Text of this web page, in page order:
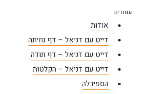
עמודים
אודות
דייט עם דניאל – דף נחיתה
דייט עם דניאל – דף תודה
דייט עם דניאל – הקלטות
הספירלה